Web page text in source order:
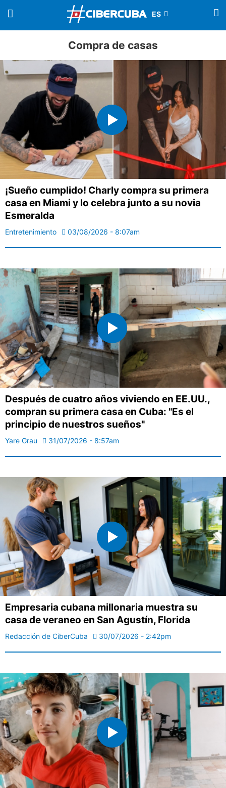
Compra de casas
¡Sueño cumplido! Charly compra su primera
casa en Miami y lo celebra junto a su novia
Esmeralda
Entretenimiento 03/08/2026 - 8:07am
Después de cuatro años viviendo en EE.UU.,
compran su primera casa en Cuba: "Es el
principio de nuestros sueños"
Yare Grau 31/07/2026 - 8:57am
Empresaria cubana millonaria muestra su
casa de veraneo en San Agustín, Florida
Redacción de CiberCuba 30/07/2026 - 2:42pm